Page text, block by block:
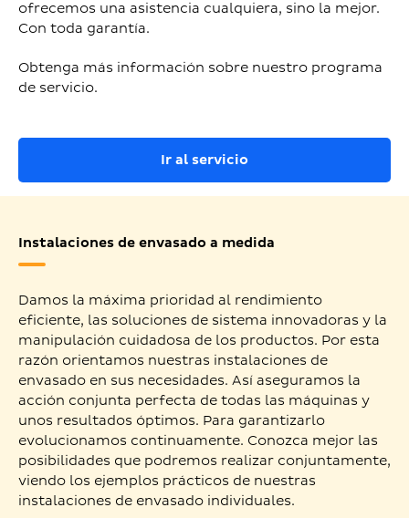
ofrecemos una asistencia cualquiera, sino la mejor.
Con toda garantía.
Obtenga más información sobre nuestro programa
de servicio.
Ir al servicio
Instalaciones de envasado a medida
Damos la máxima prioridad al rendimiento
eficiente, las soluciones de sistema innovadoras y la
manipulación cuidadosa de los productos. Por esta
razón orientamos nuestras instalaciones de
envasado en sus necesidades. Así aseguramos la
acción conjunta perfecta de todas las máquinas y
unos resultados óptimos. Para garantizarlo
evolucionamos continuamente. Conozca mejor las
posibilidades que podremos realizar conjuntamente,
viendo los ejemplos prácticos de nuestras
instalaciones de envasado individuales.